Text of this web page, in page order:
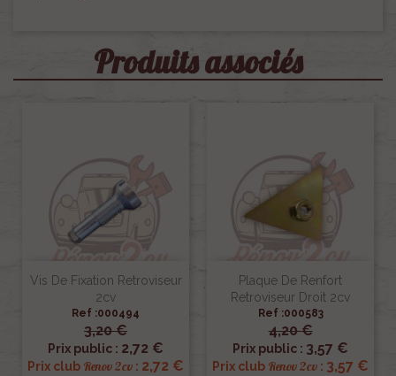
Produits associés
Vis De Fixation Retroviseur
2cv
Ref :000494
3,20 €
Prix public : 2,72 €
Prix club Renov 2cv : 2,72 €
Plaque De Renfort
Retroviseur Droit 2cv
Ref :000583
4,20 €
Prix public : 3,57 €
Prix club Renov 2cv : 3,57 €